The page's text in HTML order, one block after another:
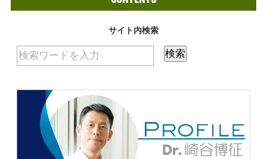
サイト内検索